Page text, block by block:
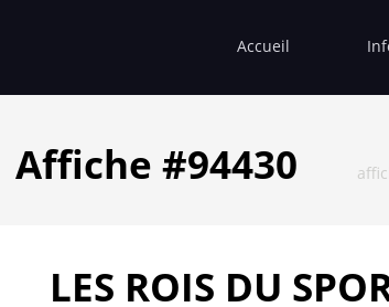
Accueil
Affiche #94430
LES ROIS DU